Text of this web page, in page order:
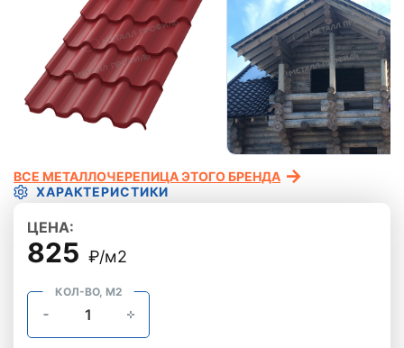
ХАРАКТЕРИСТИКИ
ВСЕ МЕТАЛЛОЧЕРЕПИЦА ЭТОГО БРЕНДА
ЦЕНА:
825 ₽/м2
КОЛ-ВО, М2